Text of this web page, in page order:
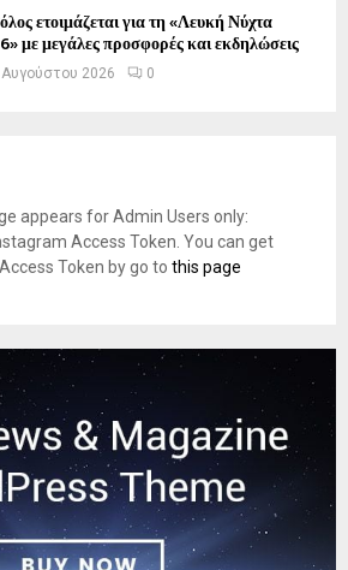
ετοιμάζεται για τη «Λευκή Νύχτα
με μεγάλες προσφορές και εκδηλώσεις
2026 0
appears for Admin Users only:
Access Token. You can get
Token by go to this page